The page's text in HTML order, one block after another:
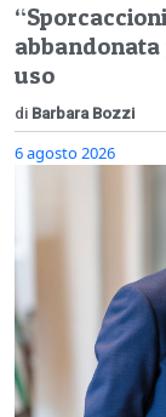
uso
di Barbara Bozzi
6 agosto 2026